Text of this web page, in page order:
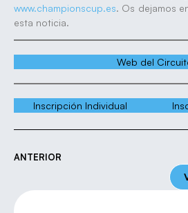
www.championscup.es. Os dejamos
esta noticia.
Web del
Inscripción Individual
ANTERIOR